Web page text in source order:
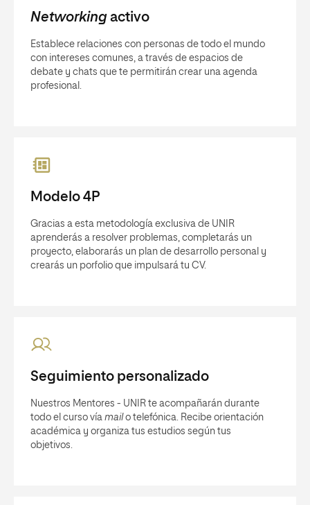
Networkingactivo
Establece relaciones con personas de todo el mundo
con intereses comunes, a través de espacios de
debate y chats que te permitirán crear una agenda
profesional.
Modelo 4P
Gracias a esta metodología exclusiva de UNIR
aprenderás a resolver problemas, completarás un
proyecto, elaborarás un plan de desarrollo personal y
crearás un porfolio que impulsará tu CV.
Seguimiento personalizado
Nuestros Mentores - UNIR te acompañarán durante
todo el curso vía mail o telefónica. Recibe orientación
académica y organiza tus estudios según tus
objetivos.